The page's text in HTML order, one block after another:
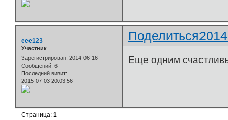
Поделиться
eee123
Участник
Зарегистрирован: 2014-06-16
Сообщений: 6
Последний визит:
2015-07-03 20:03:56
Еще одним
Страница:1